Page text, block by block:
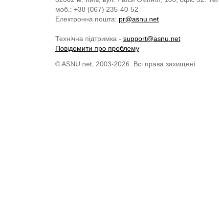
моб.: +38 (067) 235-40-52
Електронна пошта: pr@asnu.net
Технічна підтримка - support@asnu.net
Повідомити про проблему
© ASNU.net, 2003-2026. Всі права захищені.